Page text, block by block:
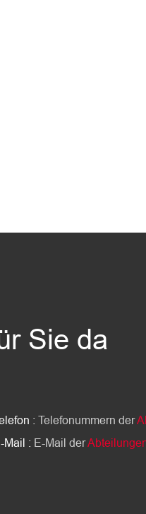
Sie da
: Telefonummern der
Mail : E-Mail der